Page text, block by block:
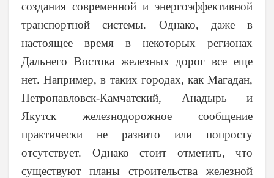
создания современной и энергоэффективной
транспортной системы. Однако, даже в
настоящее время в некоторых регионах
Дальнего Востока железных дорог все еще
нет. Например, в таких городах, как Магадан,
Петропавловск-Камчатский, Анадырь и
Якутск железнодорожное сообщение
практически не развито или попросту
отсутствует. Однако стоит отметить, что
существуют планы строительства железной